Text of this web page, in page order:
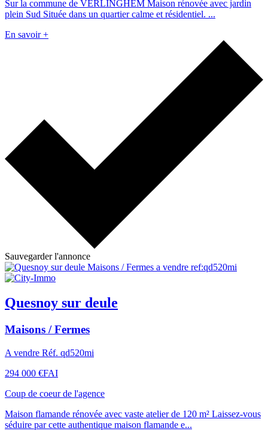
Sur la commune de VERLINGHEM Maison rénovée avec jardin
plein Sud Située dans un quartier calme et résidentiel. ...
En savoir +
Sauvegarder l'annonce
Quesnoy sur deule
Maisons / Fermes
A vendre Réf. qd520mi
294 000 €FAI
Coup de coeur de l'agence
Maison flamande rénovée avec vaste atelier de 120 m² Laissez-vous
séduire par cette authentique maison flamande e...